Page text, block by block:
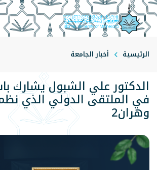
الرئيسية أخبار الجامعة
الدكتور علي الشبول يشارك
في الملتقى الدولي الذي
وهران2